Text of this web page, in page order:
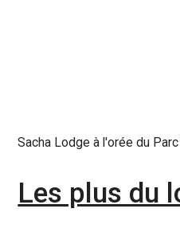
Sacha Lodge à l'orée du Parc
Les plus du